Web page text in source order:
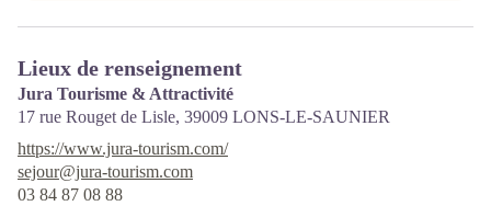
Lieux de renseignement
Jura Tourisme & Attractivité
17 rue Rouget de Lisle, 39009 LONS-LE-SAUNIER
https://www.jura-tourism.com/
sejour@jura-tourism.com
03 84 87 08 88